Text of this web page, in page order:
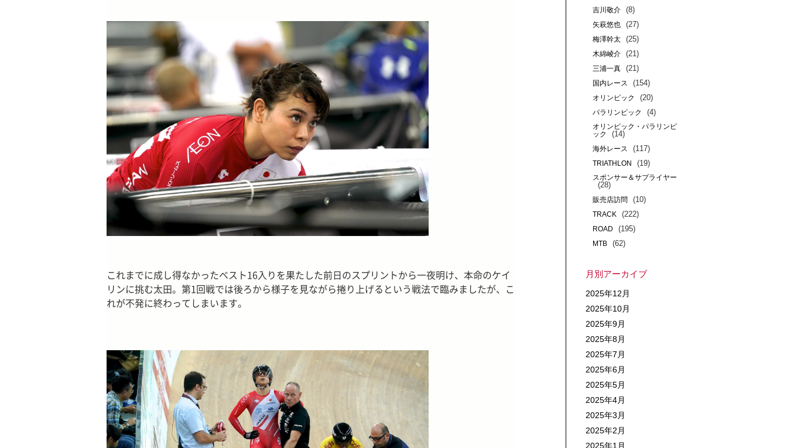
これまでに成し得なかったベスト16入りを果たした前日のスプリントから一夜明け、本命のケイ
リンに挑む太田。第1回戦では後ろから様子を見ながら捲り上げるという戦法で臨みましたが、こ
れが不発に終わってしまいます。
吉川敬介 (8)
矢萩悠也 (27)
梅澤幹太 (25)
木綿崚介 (21)
三浦一真 (21)
国内レース (154)
オリンピック (20)
パラリンピック (4)
オリンピック・パラリンピ
ック
(14)
海外レース (117)
TRIATHLON (19)
スポンサー＆サプライヤー
(28)
販売店訪問 (10)
TRACK (222)
ROAD (195)
MTB (62)
月別アーカイブ
2025年12月
2025年10月
2025年9月
2025年8月
2025年7月
2025年6月
2025年5月
2025年4月
2025年3月
2025年2月
2025年1月